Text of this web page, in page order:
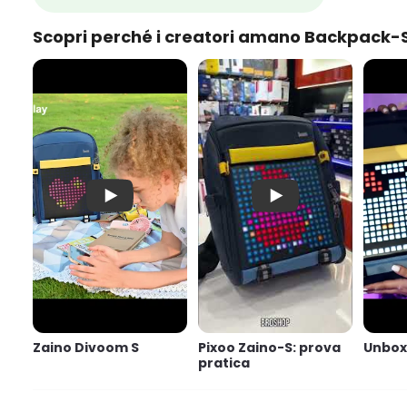
Scopri perché i creatori amano Backpack-
Zaino Divoom S
Zaino Divoom S
Pixoo Zaino-S: prova
Pixoo Zaino-S: prova
pratica